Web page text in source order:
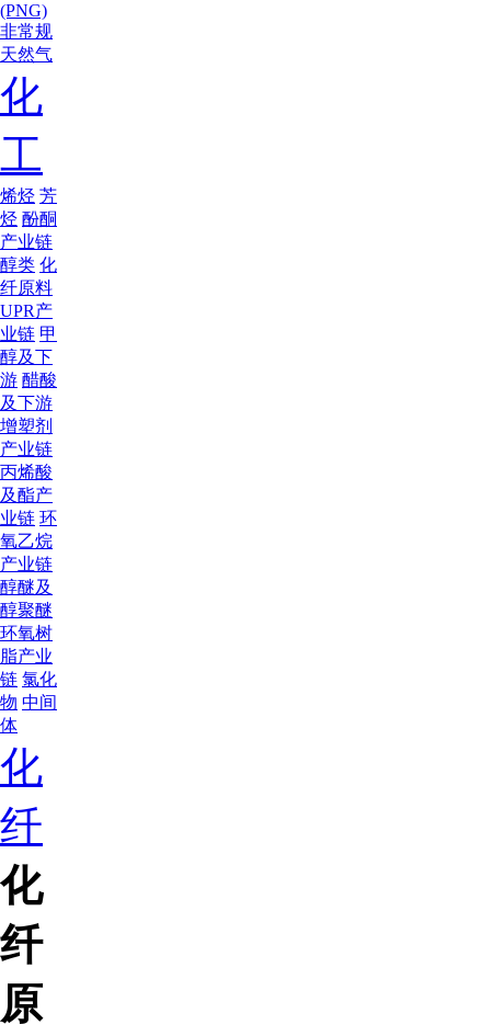
(PNG)
非常规
天然气
化
工
烯烃 芳
烃 酚酮
产业链
醇类 化
纤原料
UPR产
业链 甲
醇及下
游 醋酸
及下游
增塑剂
产业链
丙烯酸
及酯产
业链 环
氧乙烷
产业链
醇醚及
醇聚醚
环氧树
脂产业
链 氯化
物 中间
体
化
纤
化
纤
原